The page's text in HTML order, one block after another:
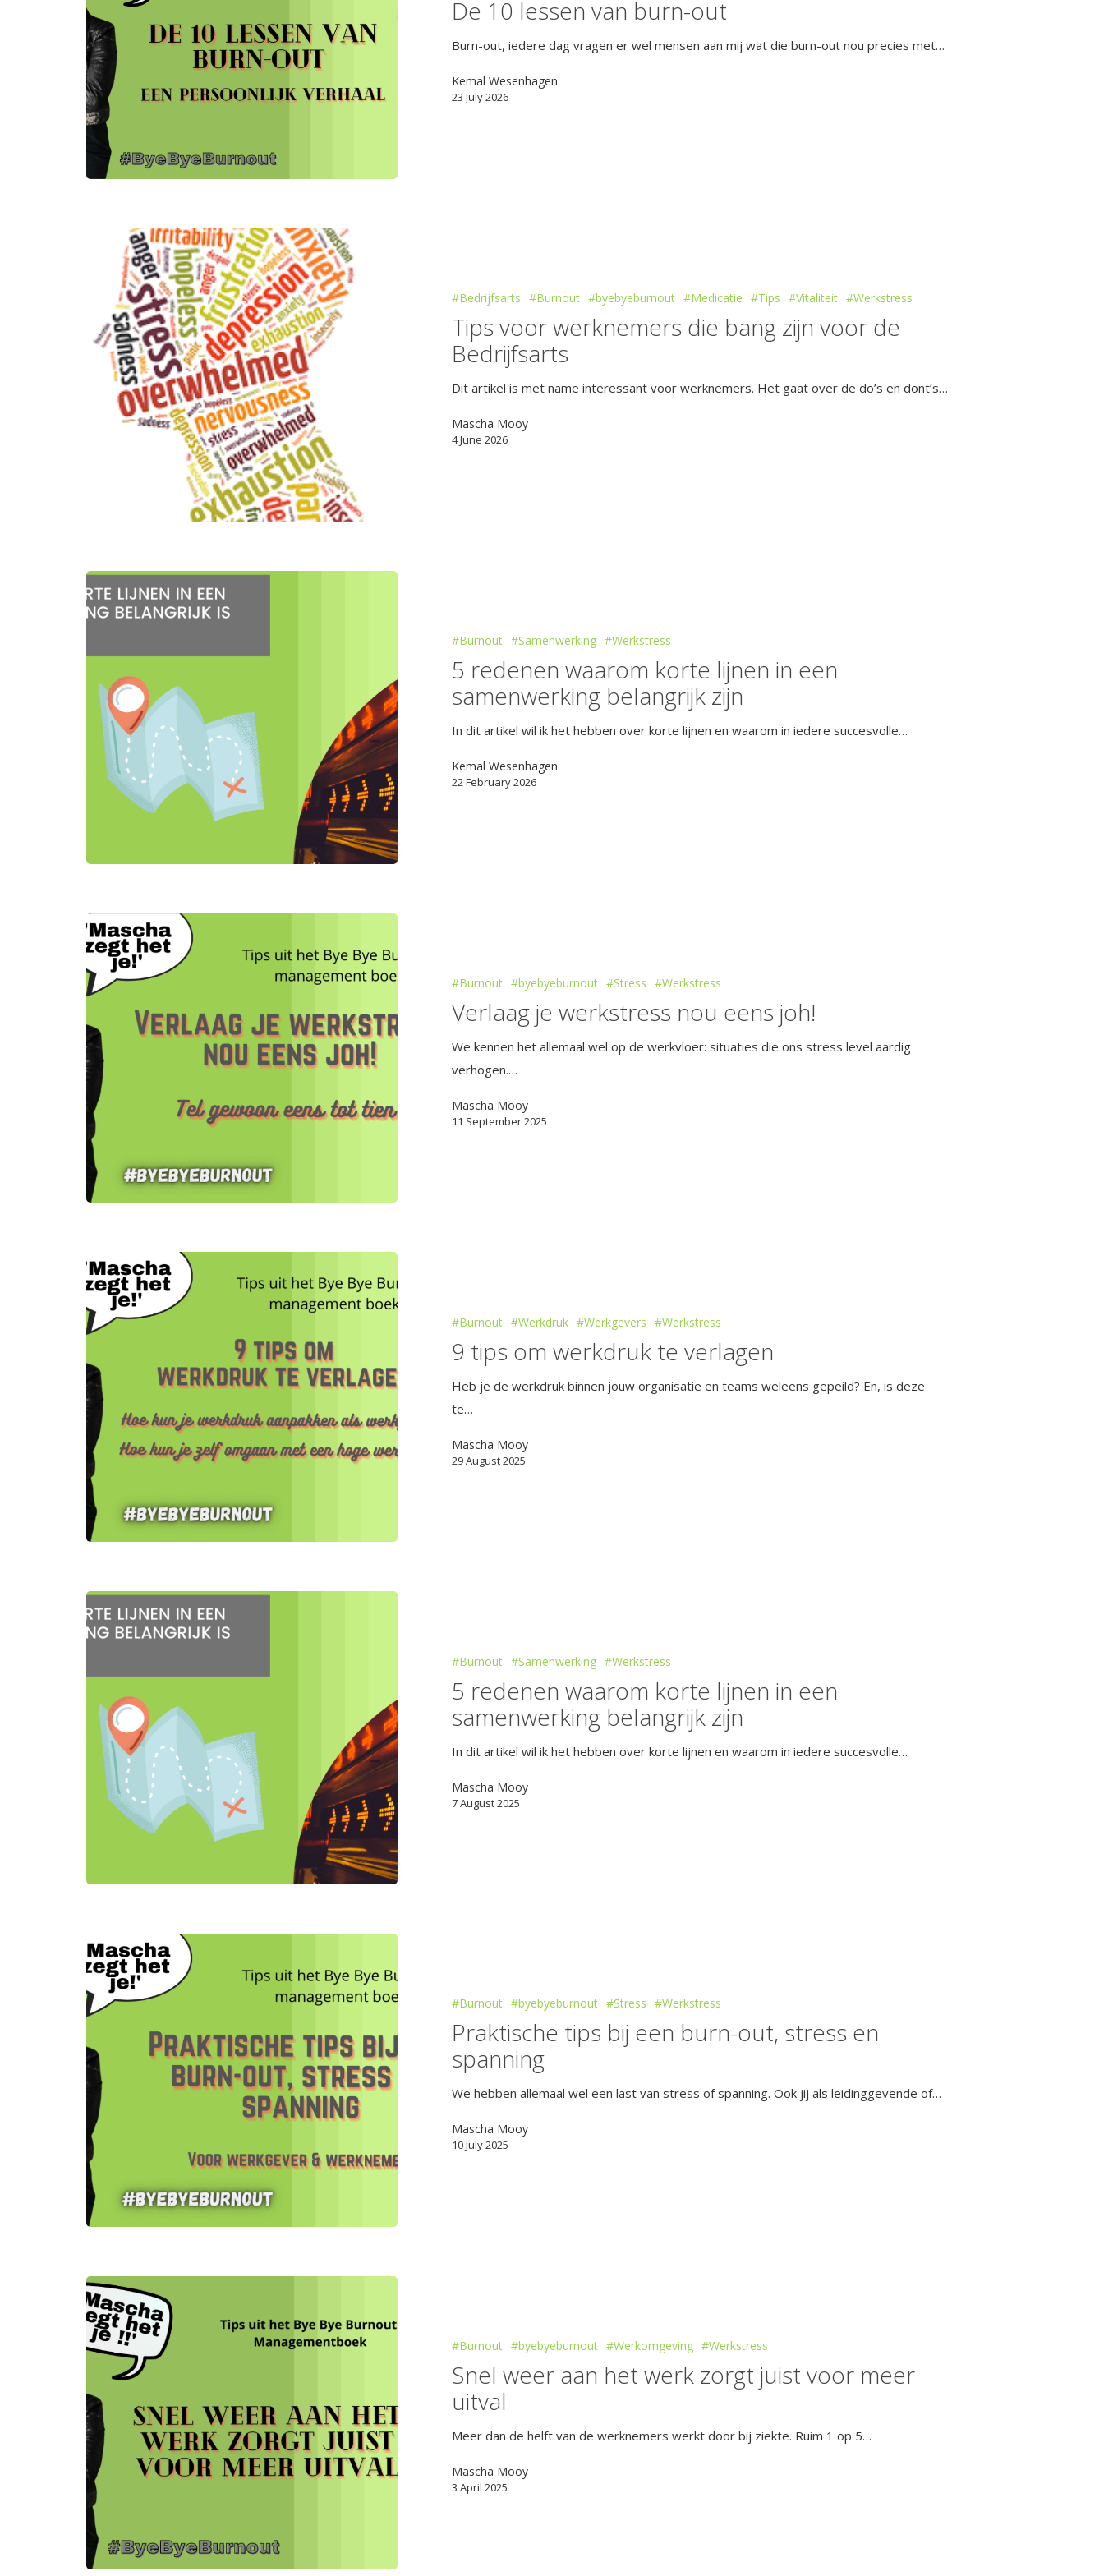
De 10 lessen van burn-out
Burn-out, iedere dag vragen er wel mensen aan mij wat die burn-out nou precies met…
Kemal Wesenhagen
23 July 2026
#Bedrijfsarts #Burnout #byebyeburnout #Medicatie #Tips #Vitaliteit #Werkstress
Tips voor werknemers die bang zijn voor de
Bedrijfsarts
Dit artikel is met name interessant voor werknemers. Het gaat over de do’s en dont’s…
Mascha Mooy
4 June 2026
#Burnout #Samenwerking #Werkstress
5 redenen waarom korte lijnen in een
samenwerking belangrijk zijn
In dit artikel wil ik het hebben over korte lijnen en waarom in iedere succesvolle…
Kemal Wesenhagen
22 February 2026
#Burnout #byebyeburnout #Stress #Werkstress
Verlaag je werkstress nou eens joh!
We kennen het allemaal wel op de werkvloer: situaties die ons stress level aardig
verhogen.…
Mascha Mooy
11 September 2025
#Burnout #Werkdruk #Werkgevers #Werkstress
9 tips om werkdruk te verlagen
Heb je de werkdruk binnen jouw organisatie en teams weleens gepeild? En, is deze
te…
Mascha Mooy
29 August 2025
#Burnout #Samenwerking #Werkstress
5 redenen waarom korte lijnen in een
samenwerking belangrijk zijn
In dit artikel wil ik het hebben over korte lijnen en waarom in iedere succesvolle…
Mascha Mooy
7 August 2025
#Burnout #byebyeburnout #Stress #Werkstress
Praktische tips bij een burn-out, stress en
spanning
We hebben allemaal wel een last van stress of spanning. Ook jij als leidinggevende of…
Mascha Mooy
10 July 2025
#Burnout #byebyeburnout #Werkomgeving #Werkstress
Snel weer aan het werk zorgt juist voor meer
uitval
Meer dan de helft van de werknemers werkt door bij ziekte. Ruim 1 op 5…
Mascha Mooy
3 April 2025